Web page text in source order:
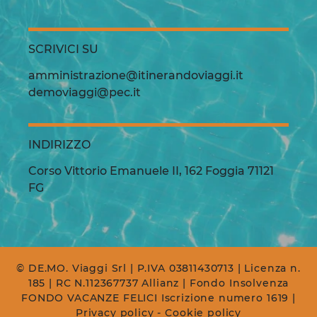
SCRIVICI SU
amministrazione@itinerandoviaggi.it
demoviaggi@pec.it
INDIRIZZO
Corso Vittorio Emanuele II, 162 Foggia 71121
FG
© DE.MO. Viaggi Srl | P.IVA 03811430713 | Licenza n.
185 | RC N.112367737 Allianz | Fondo Insolvenza
FONDO VACANZE FELICI Iscrizione numero 1619 |
Privacy policy -Cookie policy